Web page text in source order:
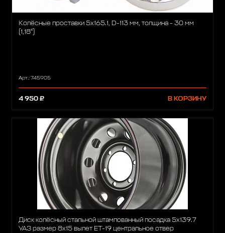
Колёсные проставки 5x165.1, D-113 мм, толщина - 30 мм
(1,18")
Арт.: 745905
4 950 ₽ В КОРЗИНУ
Диск колёсный стальной штампованный посадка 5x139.7
УАЗ размер 8х15 вылет ET-19 центральное отвер